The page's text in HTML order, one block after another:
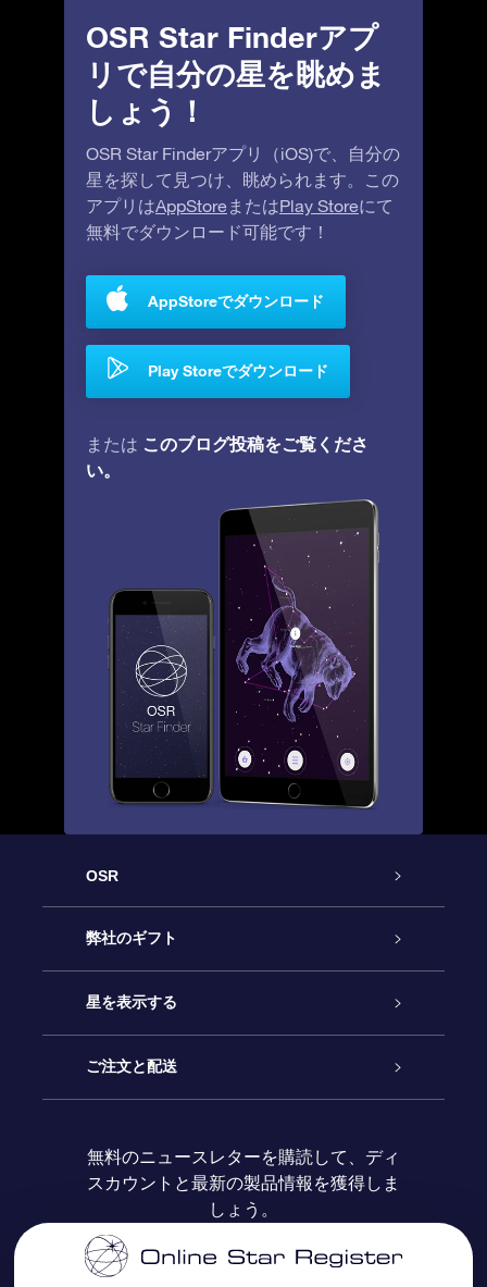
OSR Star Finderアプ
リで自分の星を眺めま
しょう！
OSR Star Finderアプリ（iOS)で、自分の
星を探して見つけ、眺められます。この
アプリはAppStore またはPlay Storeにて
無料でダウンロード可能です！
AppStoreでダウンロード
Play Storeでダウンロード
または このブログ投稿をご覧くださ
い。
OSR
カスタマーサービス
お問い合わせ
ブログ
レビュー
弊社のギフト
Online Starギフト
OSRギフトパック
OSR ギフトカード
法人ギフト
星を表示する
星の登録
カスタマイズされたStar Page
One Million Stars
ご注文と配送
お支払いに関する情報
配送に関する情報
無料のニュースレターを購読して、ディ
スカウントと最新の製品情報を獲得しま
しょう。